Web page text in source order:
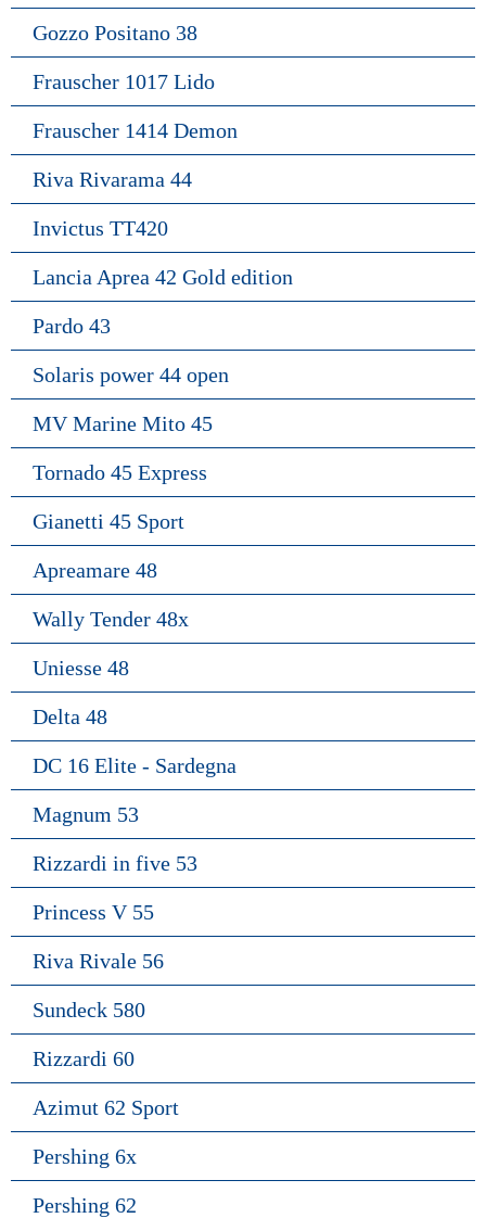
Gozzo Positano 38
Frauscher 1017 Lido
Frauscher 1414 Demon
Riva Rivarama 44
Invictus TT420
Lancia Aprea 42 Gold edition
Pardo 43
Solaris power 44 open
MV Marine Mito 45
Tornado 45 Express
Gianetti 45 Sport
Apreamare 48
Wally Tender 48x
Uniesse 48
Delta 48
DC 16 Elite - Sardegna
Magnum 53
Rizzardi in five 53
Princess V 55
Riva Rivale 56
Sundeck 580
Rizzardi 60
Azimut 62 Sport
Pershing 6x
Pershing 62